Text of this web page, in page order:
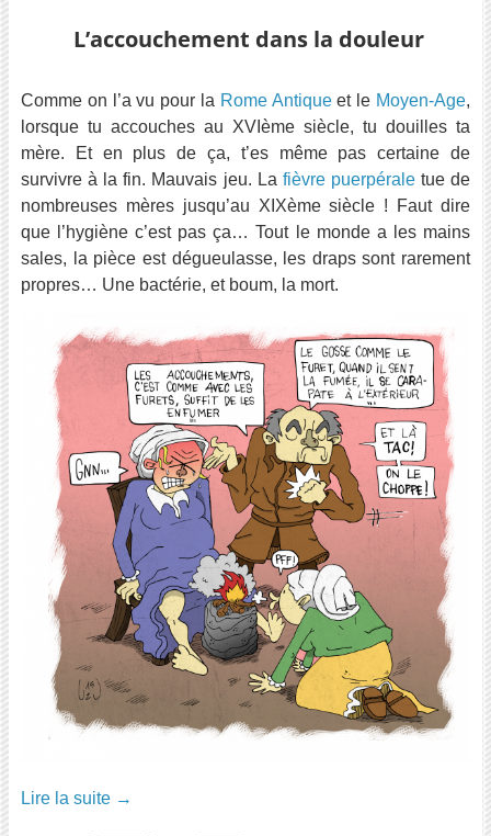
L’accouchement dans la douleur
Comme on l’a vu pour la Rome Antiqueet le Moyen-Age,
lorsque tu accouches au XVIème siècle, tu douilles ta
mère. Et en plus de ça, t’es même pas certaine de
survivre à la fin. Mauvais jeu. La fièvre puerpéraletue de
nombreuses mères jusqu’au XIXème siècle ! Faut dire
que l’hygiène c’est pas ça… Tout le monde a les mains
sales, la pièce est dégueulasse, les draps sont rarement
propres… Une bactérie, et boum, la mort.
Lire la suite →